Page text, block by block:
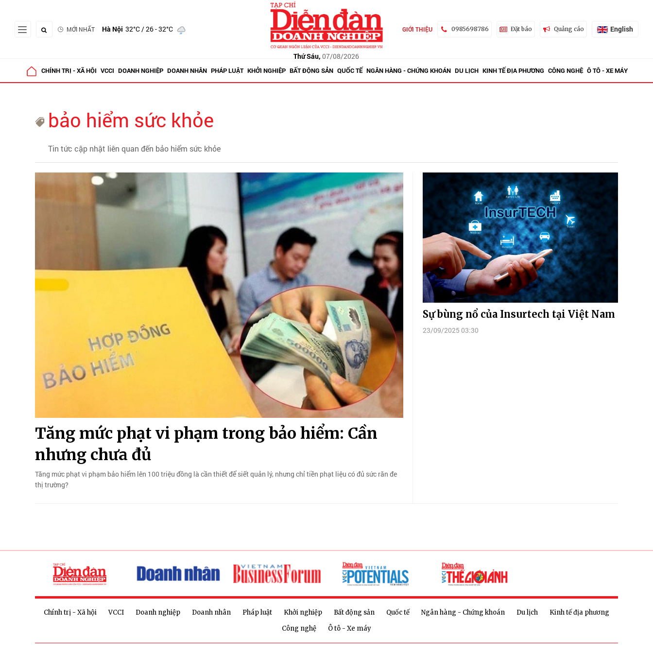
MỚI NHẤT Hà Nội 32°C/ 26 - 32°C
Thứ Sáu, 07/08/2026
GIỚI THIỆU 0985698786 Đặt báo Quảng cáo English
CHÍNH TRỊ - XÃ HỘI VCCI DOANH NGHIỆP DOANH NHÂN PHÁP LUẬT KHỞI NGHIỆP BẤT ĐỘNG SẢN QUỐC TẾ NGÂN HÀNG - CHỨNG KHOÁN DU LỊCH KINH TẾ ĐỊA PHƯƠNG CÔNG NGHỆ Ô TÔ - XE MÁY
bảo hiểm sức khỏe
Tin tức cập nhật liên quan đến bảo hiểm sức khỏe
Tăng mức phạt vi phạm trong bảo hiểm: Cần
nhưng chưa đủ
Tăng mức phạt vi phạm bảo hiểm lên 100 triệu đồng là cần thiết để siết quản lý, nhưng chỉ tiền phạt liệu có đủ sức răn đe
thị trường?
Sự bùng nổ của Insurtech tại Việt Nam
23/09/2025 03:30
Chính trị - Xã hội VCCI Doanh nghiệp Doanh nhân Pháp luật Khởi nghiệp Bất động sản Quốc tế Ngân hàng - Chứng khoán Du lịch
Kinh tế địa phương
Công nghệ
Ô tô - Xe máy